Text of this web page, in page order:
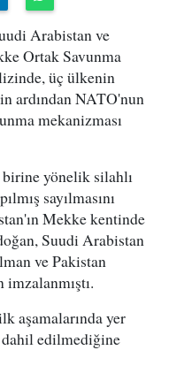
Arabistan ve
Ortak Savunma
üç ülkenin
ardından NATO'nun
mekanizması
yönelik silahlı
sayılmasını
Mekke kentinde
Suudi Arabistan
ve Pakistan
imzalanmıştı.
aşamalarında yer
dahil edilmediğine